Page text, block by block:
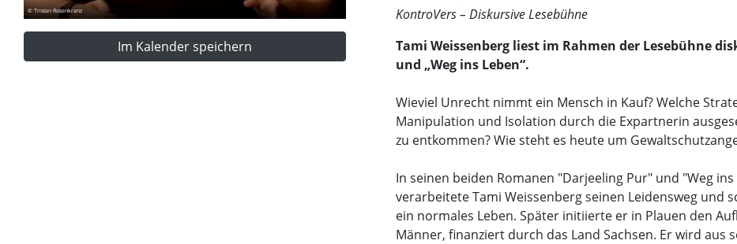
KontroVers – Diskursive Lesebühne
Tami Weissenberg liest im Rahmen der Lesebühne
und „Weg ins Leben“.
Wieviel Unrecht nimmt ein Mensch in Kauf? Welche
Manipulation und Isolation durch die Expartnerin
zu entkommen? Wie steht es heute um
In seinen beiden Romanen "Darjeeling Pur" und "Weg
verarbeitete Tami Weissenberg seinen Leidensweg und
ein normales Leben. Später initiierte er in Plauen den
Männer, finanziert durch das Land Sachsen. Er wird aus
© Tristan Rosenkranz
Im Kalender speichern